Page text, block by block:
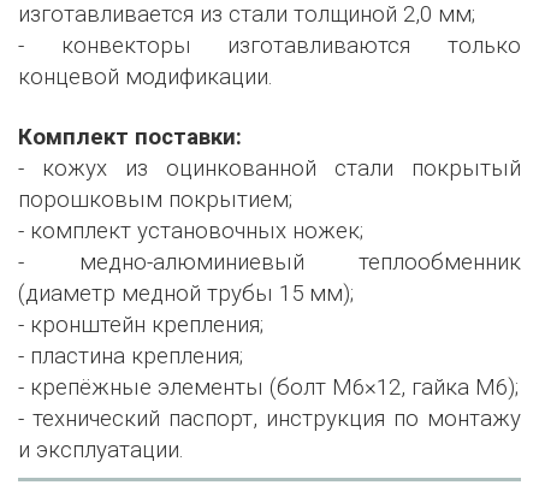
изготавливается из стали толщиной 2,0 мм;
- конвекторы изготавливаются только
концевой модификации.
Комплект поставки:
- кожух из оцинкованной стали покрытый
порошковым покрытием;
- комплект установочных ножек;
- медно-алюминиевый теплообменник
(диаметр медной трубы 15 мм);
- кронштейн крепления;
- пластина крепления;
- крепёжные элементы (болт М6×12, гайка М6);
- технический паспорт, инструкция по монтажу
и эксплуатации.